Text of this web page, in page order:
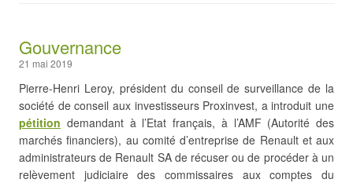
Gouvernance
21 mai 2019
Pierre-Henri Leroy, président du conseil de surveillance de la
société de conseil aux investisseurs Proxinvest, a introduit une
pétition demandant à l’Etat français, à l’AMF (Autorité des
marchés financiers), au comité d’entreprise de Renault et aux
administrateurs de Renault SA de récuser ou de procéder à un
relèvement judiciaire des commissaires aux comptes du